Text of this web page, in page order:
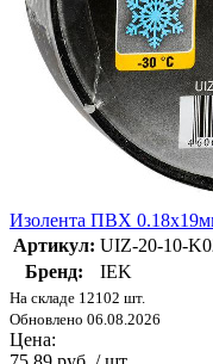
Изолента ПВХ
Артикул: UIZ-20-10-
Бренд:
IEK
На складе 12102 шт.
Обновлено 06.08.2026
Цена: